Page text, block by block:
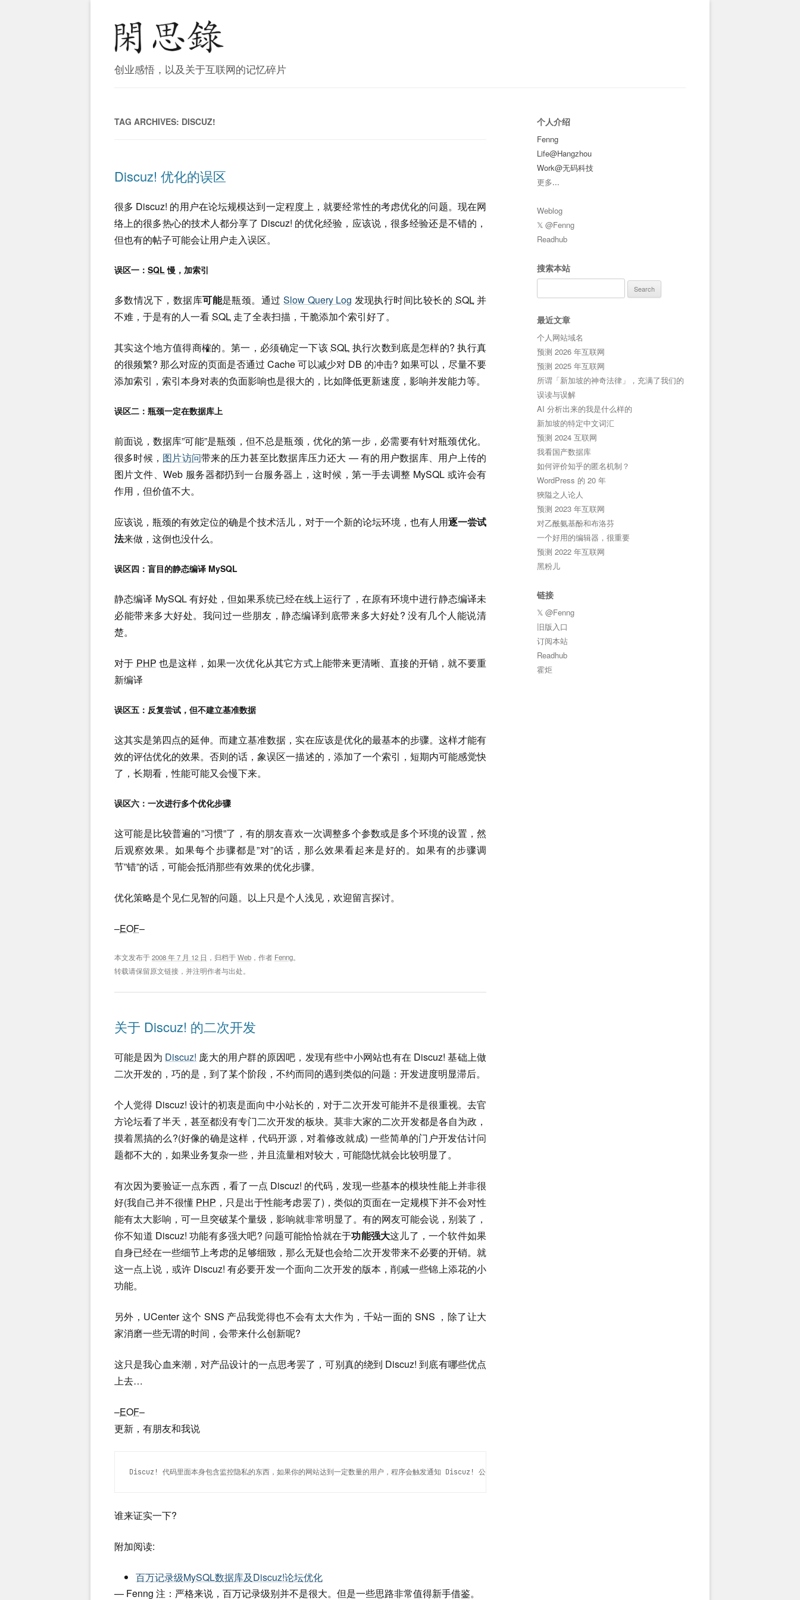
创业感悟，以及关于互联网的记忆碎片
TAG ARCHIVES: DISCUZ!
Discuz! 优化的误区
很多 Discuz! 的用户在论坛规模达到一定程度上，就要经常性的考虑优化的问题。现在网
络上的很多热心的技术人都分享了 Discuz! 的优化经验，应该说，很多经验还是不错的，
但也有的帖子可能会让用户走入误区。
误区一： SQL慢，加索引
多数情况下，数据库可能是瓶颈。通过Slow Query Log 发现执行时间比较长的 SQL并
不难，于是有的人一看SQL 走了全表扫描，干脆添加个索引好了。
其实这个地方值得商榷的。第一，必须确定一下该SQL 执行次数到底是怎样的? 执行真
的很频繁? 那么对应的页面是否通过 Cache 可以减少对 DB 的冲击? 如果可以，尽量不要
添加索引，索引本身对表的负面影响也是很大的，比如降低更新速度，影响并发能力等。
误区二：瓶颈一定在数据库上
前面说，数据库”可能”是瓶颈，但不总是瓶颈，优化的第一步，必需要有针对瓶颈优化。
很多时候， 图片访问带来的压力甚至比数据库压力还大 — 有的用户数据库、用户上传的
图片文件、Web 服务器都扔到一台服务器上，这时候，第一手去调整 MySQL 或许会有
作用，但价值不大。
应该说，瓶颈的有效定位的确是个技术活儿，对于一个新的论坛环境，也有人用逐一尝试
法来做，这倒也没什么。
误区四：盲目的静态编译 MySQL
静态编译 MySQL 有好处，但如果系统已经在线上运行了，在原有环境中进行静态编译未
必能带来多大好处。我问过一些朋友，静态编译到底带来多大好处? 没有几个人能说清
楚。
对于 PHP 也是这样，如果一次优化从其它方式上能带来更清晰、直接的开销，就不要重
新编译
误区五：反复尝试，但不建立基准数据
这其实是第四点的延伸。而建立基准数据，实在应该是优化的最基本的步骤。这样才能有
效的评估优化的效果。否则的话，象误区一描述的，添加了一个索引，短期内可能感觉快
了，长期看，性能可能又会慢下来。
误区六：一次进行多个优化步骤
这可能是比较普遍的”习惯”了，有的朋友喜欢一次调整多个参数或是多个环境的设置，然
后观察效果。如果每个步骤都是”对”的话，那么效果看起来是好的。如果有的步骤调
节”错”的话，可能会抵消那些有效果的优化步骤。
优化策略是个见仁见智的问题。以上只是个人浅见，欢迎留言探讨。
–EOF–
本文发布于2008 年 7 月 12 日 ，归档于Web ，作者 Fenng。
转载请保留原文链接，并注明作者与出处。
关于 Discuz! 的二次开发
可能是因为 Discuz! 庞大的用户群的原因吧，发现有些中小网站也有在 Discuz! 基础上做
二次开发的，巧的是，到了某个阶段，不约而同的遇到类似的问题：开发进度明显滞后。
个人觉得 Discuz! 设计的初衷是面向中小站长的，对于二次开发可能并不是很重视。去官
方论坛看了半天，甚至都没有专门二次开发的板块。莫非大家的二次开发都是各自为政，
摸着黑搞的么?(好像的确是这样，代码开源，对着修改就成) 一些简单的门户开发估计问
题都不大的，如果业务复杂一些，并且流量相对较大，可能隐忧就会比较明显了。
有次因为要验证一点东西，看了一点 Discuz! 的代码，发现一些基本的模块性能上并非很
好(我自己并不很懂 PHP ，只是出于性能考虑罢了)，类似的页面在一定规模下并不会对性
能有太大影响，可一旦突破某个量级，影响就非常明显了。有的网友可能会说，别装了，
你不知道 Discuz! 功能有多强大吧? 问题可能恰恰就在于功能强大这儿了，一个软件如果
自身已经在一些细节上考虑的足够细致，那么无疑也会给二次开发带来不必要的开销。就
这一点上说，或许 Discuz! 有必要开发一个面向二次开发的版本，削减一些锦上添花的小
功能。
另外，UCenter 这个 SNS 产品我觉得也不会有太大作为，千站一面的 SNS ，除了让大
家消磨一些无谓的时间，会带来什么创新呢?
这只是我心血来潮，对产品设计的一点思考罢了，可别真的绕到 Discuz! 到底有哪些优点
上去…
–EOF–
更新，有朋友和我说
Discuz! 代码里面本身包含监控隐私的东西，如果你的网站达到一定数量的用户，程序会触发通知 Discuz! 公司。
谁来证实一下?
附加阅读:
百万记录级MySQL数据库及Discuz!论坛优化
— Fenng 注：严格来说，百万记录级别并不是很大。但是一些思路非常值得新手借鉴。
个人介绍
Fenng
Life@Hangzhou
Work@无码科技
更多...
Weblog
𝕏 @Fenng
Readhub
搜索本站
for:
最近文章
个人网站域名
预测 2026 年互联网
预测 2025 年互联网
所谓「新加坡的神奇法律」，充满了我们的
误读与误解
AI 分析出来的我是什么样的
新加坡的特定中文词汇
预测 2024 互联网
我看国产数据库
如何评价知乎的匿名机制？
WordPress 的 20 年
狹隘之人论人
预测 2023 年互联网
对乙酰氨基酚和布洛芬
一个好用的编辑器，很重要
预测 2022 年互联网
黑粉儿
链接
𝕏 @Fenng
旧版入口
订阅本站
Readhub
霍炬